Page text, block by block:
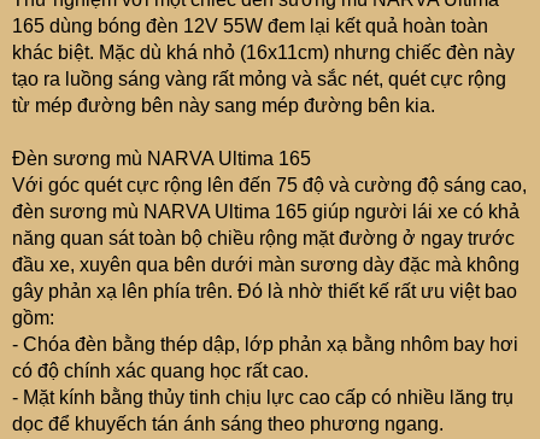
165 dùng bóng đèn 12V 55W đem lại kết quả hoàn toàn
khác biệt. Mặc dù khá nhỏ (16x11cm) nhưng chiếc đèn này
tạo ra luồng sáng vàng rất mỏng và sắc nét, quét cực rộng
từ mép đường bên này sang mép đường bên kia.
Đèn sương mù NARVA Ultima 165
Với góc quét cực rộng lên đến 75 độ và cường độ sáng cao,
đèn sương mù NARVA Ultima 165 giúp người lái xe có khả
năng quan sát toàn bộ chiều rộng mặt đường ở ngay trước
đầu xe, xuyên qua bên dưới màn sương dày đặc mà không
gây phản xạ lên phía trên. Đó là nhờ thiết kế rất ưu việt bao
gồm:
- Chóa đèn bằng thép dập, lớp phản xạ bằng nhôm bay hơi
có độ chính xác quang học rất cao.
- Mặt kính bằng thủy tinh chịu lực cao cấp có nhiều lăng trụ
dọc để khuyếch tán ánh sáng theo phương ngang.